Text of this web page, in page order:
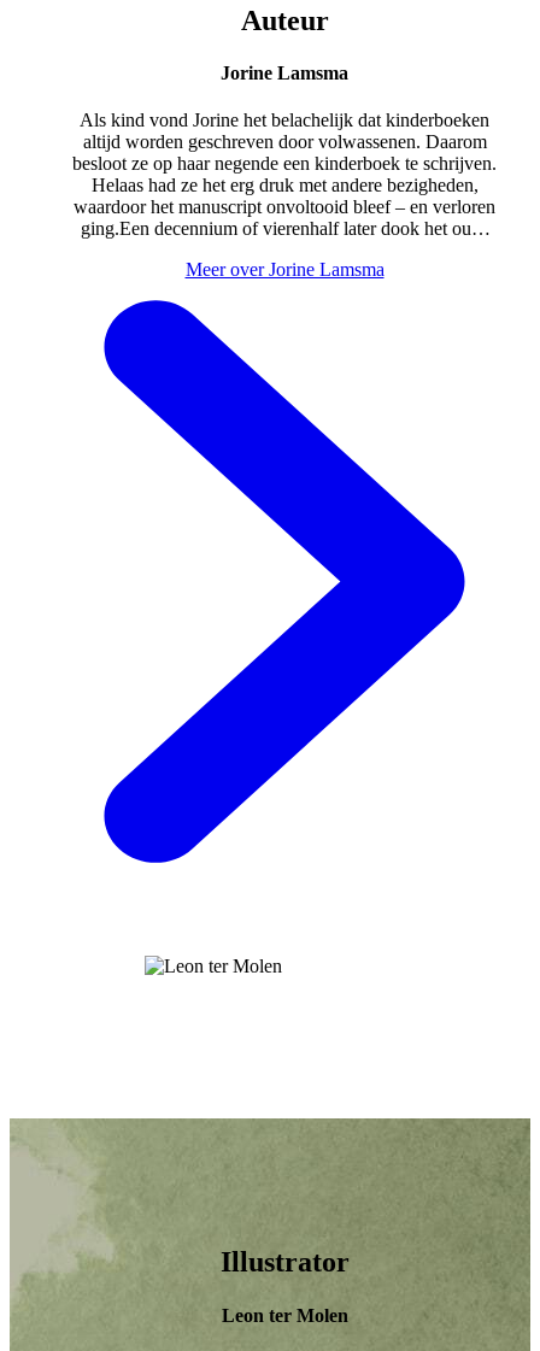
Auteur
Jorine Lamsma
Als kind vond Jorine het belachelijk dat kinderboeken
altijd worden geschreven door volwassenen. Daarom
besloot ze op haar negende een kinderboek te schrijven.
Helaas had ze het erg druk met andere bezigheden,
waardoor het manuscript onvoltooid bleef – en verloren
ging.Een decennium of vierenhalf later dook het oude
was ze niet meer. Ging zij ook zo’n belachelijke
gekke was: ze voelde zich nog steeds het meisje van
negen. En dat meisje had zin om te schrijven. Dan maar
belachelijk.
Meer over Jorine Lamsma
Illustrator
Leon ter Molen